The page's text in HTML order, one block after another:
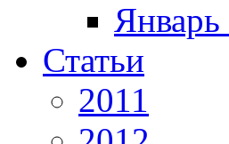
Январь
Статьи
2011